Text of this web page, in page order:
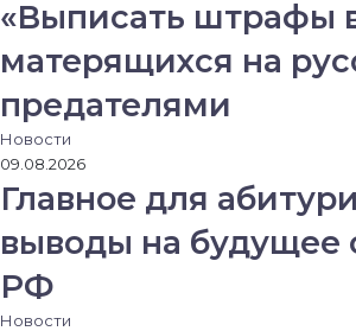
о
ю
п
о
«Выписать штрафы
матерящихся на
предателями
Новости
09.08.2026
Главное для
выводы на будущее
РФ
Новости